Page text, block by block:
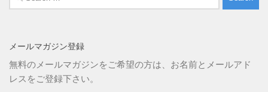
for:
メールマガジン登録
無料のメールマガジンをご希望の方は、お名前とメールアド
レスをご登録下さい。